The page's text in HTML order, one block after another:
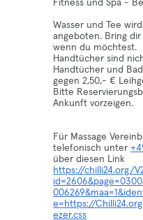
Fitness und Spa -
Wasser und Tee
angeboten. Bring
wenn du möchtest.
Handtücher sind
Handtücher und
gegen 2,50,- €
Bitte
Ankunft vorzeigen.
Für Massage
telefonisch unter
über diesen Link
https://chilli24.org/
e=https://
ezer.css